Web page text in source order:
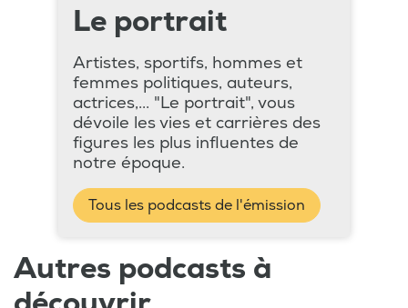
Le portrait
Artistes, sportifs, hommes et
femmes politiques, auteurs,
actrices,... "Le portrait", vous
dévoile les vies et carrières des
figures les plus influentes de
notre époque.
Tous les podcasts de l'émission
Autres podcasts à